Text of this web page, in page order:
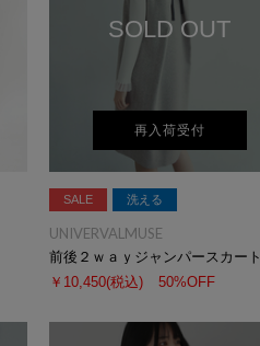
SOLD OUT
再入荷受付
SALE 洗える
UNIVERVALMUSE
前後２ｗａｙジャンパースカート
￥10,450(税込) 50%OFF